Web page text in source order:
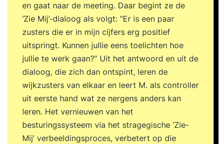
en gaat naar de meeting. Daar begint ze de
‘Zie Mij’-dialoog als volgt: “Er is een paar
zusters die er in mijn cijfers erg positief
uitspringt. Kunnen jullie eens toelichten hoe
jullie te werk gaan?” Uit het antwoord en uit de
dialoog, die zich dan ontspint, leren de
wijkzusters van elkaar en leert M. als controller
uit eerste hand wat ze nergens anders kan
leren. Het vernieuwen van het
besturingssysteem via het stragegische ‘Zie-
Mij’ verbeeldingsproces, verbetert op die